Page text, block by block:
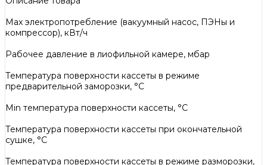
Max электропотребление (вакуумный насос, ПЭНы и
компрессор), кВт/ч
Рабочее давление в лиофильной камере, мбар
Температура поверхности кассеты в режиме
предварительной заморозки, °C
Min температура поверхности кассеты, °C
Температура поверхности кассеты при окончательной
сушке, °C
Температура поверхности кассеты в режиме разморозки,